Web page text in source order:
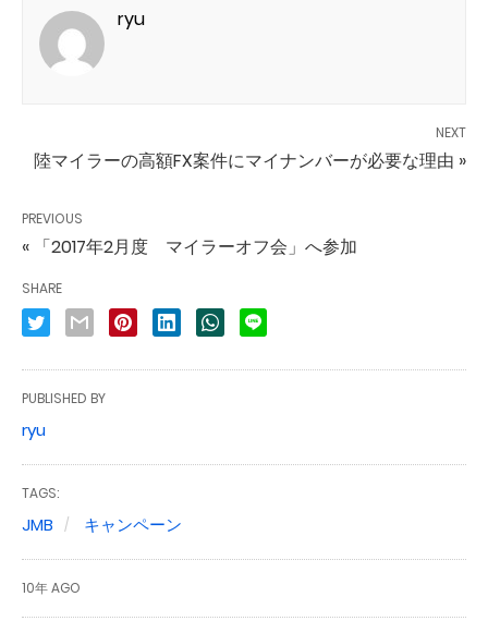
ryu
NEXT
陸マイラーの高額FX案件にマイナンバーが必要な理由 »
PREVIOUS
« 「2017年2月度 マイラーオフ会」へ参加
SHARE
PUBLISHED BY
ryu
TAGS:
JMB キャンペーン
10年 AGO